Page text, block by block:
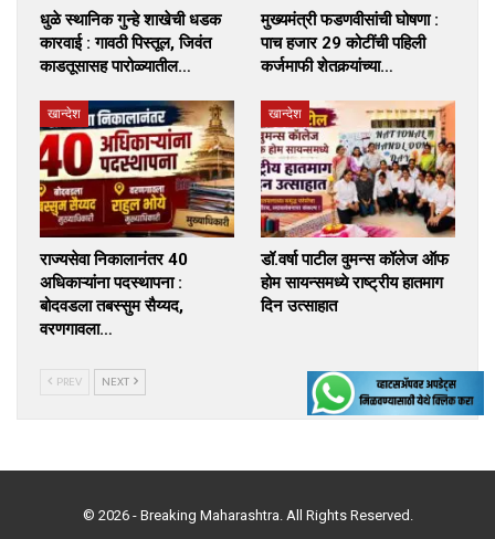
धुळे स्थानिक गुन्हे शाखेची धडक
कारवाई : गावठी पिस्तूल, जिवंत
काडतूसासह पारोळ्यातील…
मुख्यमंत्री फडणवीसांची घोषणा :
पाच हजार 29 कोटींची पहिली
कर्जमाफी शेतकर्‍यांच्या…
खान्देश
राज्यसेवा निकालानंतर 40
अधिकाऱ्यांना पदस्थापना :
बोदवडला तबस्सुम सैय्यद,
वरणगावला…
खान्देश
डॉ.वर्षा पाटील वुमन्स कॉलेज ऑफ
होम सायन्समध्ये राष्ट्रीय हातमाग
दिन उत्साहात
PREV NEXT
© 2026 - Breaking Maharashtra. All Rights Reserved.